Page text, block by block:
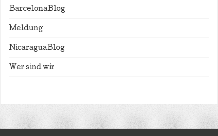
BarcelonaBlog
Meldung
NicaraguaBlog
Wer sind wir